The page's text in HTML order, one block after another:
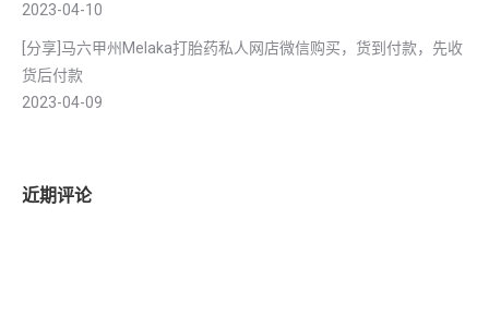
2023-04-10
[分享]马六甲州Melaka打胎药私人网店微信购买，货到付款，先收
货后付款
2023-04-09
近期评论